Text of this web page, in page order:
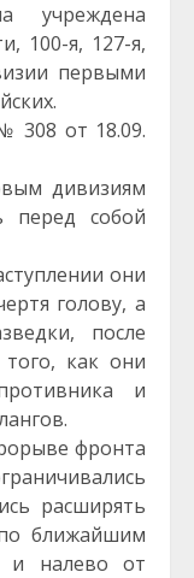
учреждена
100-я, 127-я,
первыми
308 от 18.09.
дивизиям
перед собой
они
голову, а
после
того, как они
и
фронта
расширять
ближайшим
и налево от